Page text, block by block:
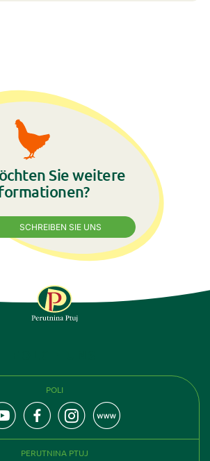
Sie weitere
SCHREIBEN SIE UNS
POLI
PERUTNINA PTUJ